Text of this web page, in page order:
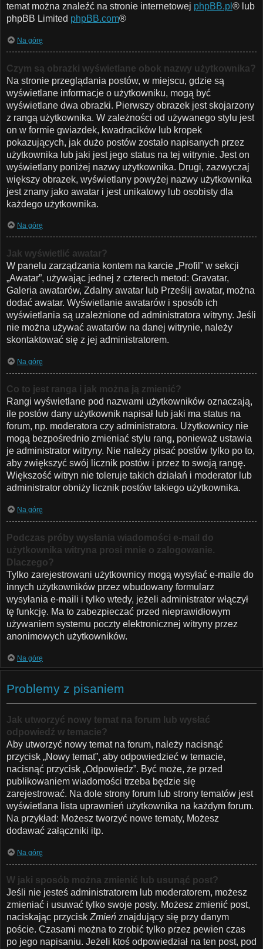
temat można znaleźć na stronie internetowej phpBB.pl ® lub
phpBB Limited phpBB.com®
Na górę
Czym są obrazki wyświetlane obok nazwy użytkownika?
Na stronie przeglądania postów, w miejscu, gdzie są
wyświetlane informacje o użytkowniku, mogą być
wyświetlane dwa obrazki. Pierwszy obrazek jest skojarzony
z rangą użytkownika. W zależności od używanego stylu jest
on w formie gwiazdek, kwadracików lub kropek
pokazujących, jak dużo postów zostało napisanych przez
użytkownika lub jaki jest jego status na tej witrynie. Jest on
wyświetlany poniżej nazwy użytkownika. Drugi, zazwyczaj
większy obrazek, wyświetlany powyżej nazwy użytkownika
jest znany jako awatar i jest unikatowy lub osobisty dla
każdego użytkownika.
Na górę
Jak wyświetlić awatar?
W panelu zarządzania kontem na karcie „Profil” w sekcji
„Awatar”, używając jednej z czterech metod: Gravatar,
Galeria awatarów, Zdalny awatar lub Prześlij awatar, można
dodać awatar. Wyświetlanie awatarów i sposób ich
wyświetlania są uzależnione od administratora witryny. Jeśli
nie można używać awatarów na danej witrynie, należy
skontaktować się z jej administratorem.
Na górę
Co to jest ranga i jak można ją zmienić?
Rangi wyświetlane pod nazwami użytkowników oznaczają,
ile postów dany użytkownik napisał lub jaki ma status na
forum, np. moderatora czy administratora. Użytkownicy nie
mogą bezpośrednio zmieniać stylu rang, ponieważ ustawia
je administrator witryny. Nie należy pisać postów tylko po to,
aby zwiększyć swój licznik postów i przez to swoją rangę.
Większość witryn nie toleruje takich działań i moderator lub
administrator obniży licznik postów takiego użytkownika.
Na górę
Podczas próby wysłania wiadomości e-mail do
użytkownika witryna prosi mnie o zalogowanie.
Dlaczego?
Tylko zarejestrowani użytkownicy mogą wysyłać e-maile do
innych użytkowników przez wbudowany formularz
wysyłania e-maili i tylko wtedy, jeżeli administrator włączył
tę funkcję. Ma to zabezpieczać przed nieprawidłowym
używaniem systemu poczty elektronicznej witryny przez
anonimowych użytkowników.
Na górę
Problemy z pisaniem
Jak utworzyć nowy temat na forum lub wysłać
odpowiedź w temacie?
Aby utworzyć nowy temat na forum, należy nacisnąć
przycisk „Nowy temat”, aby odpowiedzieć w temacie,
nacisnąć przycisk „Odpowiedz”. Być może, że przed
publikowaniem wiadomości trzeba będzie się
zarejestrować. Na dole strony forum lub strony tematów jest
wyświetlana lista uprawnień użytkownika na każdym forum.
Na przykład: Możesz tworzyć nowe tematy, Możesz
dodawać załączniki itp.
Na górę
W jaki sposób można zmienić lub usunąć post?
Jeśli nie jesteś administratorem lub moderatorem, możesz
zmieniać i usuwać tylko swoje posty. Możesz zmienić post,
naciskając przycisk Zmień znajdujący się przy danym
poście. Czasami można to zrobić tylko przez pewien czas
po jego napisaniu. Jeżeli ktoś odpowiedział na ten post, pod